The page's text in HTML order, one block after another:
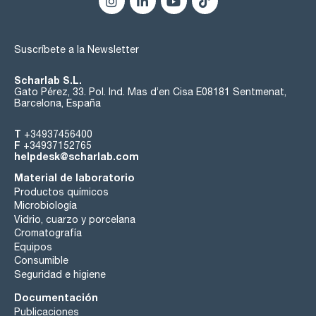
materia no volátil : max. 0,0005 %
Suscríbete a la Newsletter
Scharlab S.L.
Gato Pérez, 33. Pol. Ind. Mas d’en Cisa E08181 Sentmenat,
Barcelona, España
T +34937456400
F +34937152765
helpdesk@scharlab.com
Material de laboratorio
Productos químicos
Microbiología
Vidrio, cuarzo y porcelana
Cromatografía
Equipos
Consumible
Seguridad e higiene
Documentación
Publicaciones